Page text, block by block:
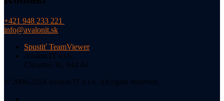
+421 948 233 221
info@avalonit.sk
Spustiť TeamViewer
Avalon IT s.r.o.
Chrastné 36, 044 44
© 2006-2024 Avalon IT s.r.o. All rights reserved.